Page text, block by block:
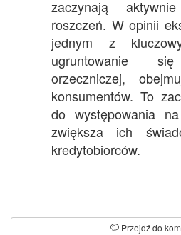
zaczynają
roszczeń. W opinii
jednym z
ugruntowanie
orzeczniczej,
konsumentów. To
do występowania
zwiększa ich
kredytobiorców.
Przejdź do